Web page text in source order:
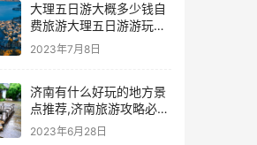
大理五日游大概多少钱自
费旅游大理五日游游玩攻
略,自驾游
2023年7月8日
济南有什么好玩的地方景
点推荐,济南旅游攻略必去
景点
2023年6月28日